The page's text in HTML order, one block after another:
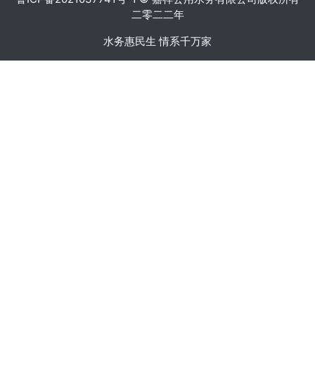
二零二二年
水务惠民生 情系千万家